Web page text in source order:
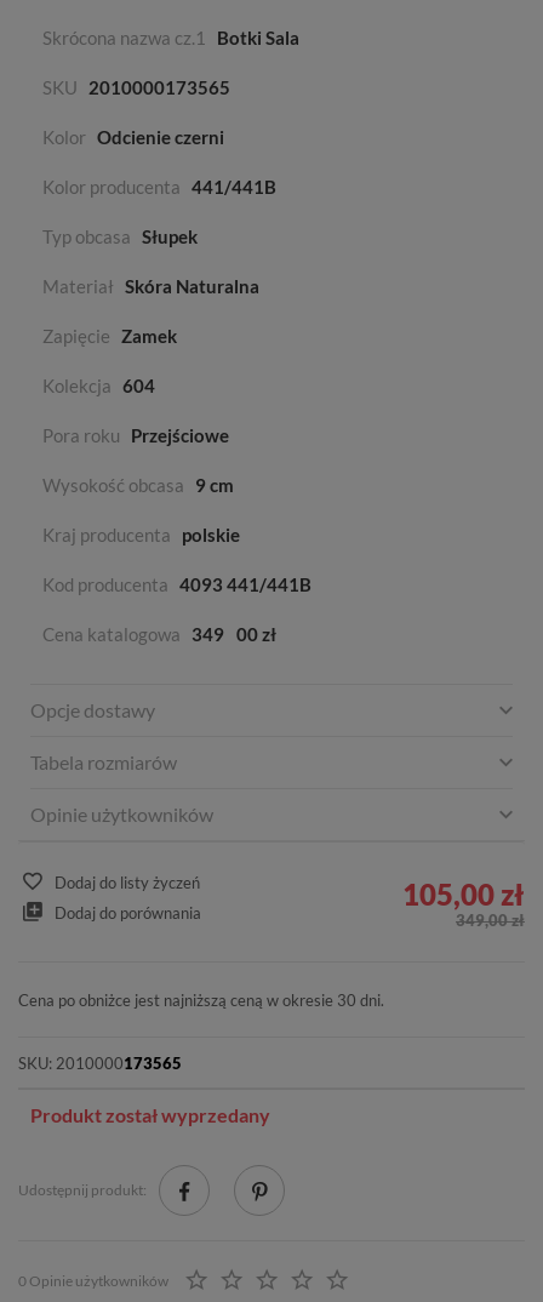
Skrócona nazwa cz.1 Botki Sala
SKU 2010000173565
Kolor Odcienie czerni
Kolor producenta 441/441B
Typ obcasa Słupek
Materiał Skóra Naturalna
Zapięcie Zamek
Kolekcja 604
Pora roku Przejściowe
Wysokość obcasa 9 cm
Kraj producenta polskie
Kod producenta 4093 441/441B
Cena katalogowa 349 00 zł
Opcje dostawy
Tabela rozmiarów
Opinie użytkowników
Dodaj do listy życzeń
Dodaj do porównania
105,00 zł
349,00 zł
Cena po obniżce jest najniższą ceną w okresie 30 dni.
SKU: 2010000173565
Produkt został wyprzedany
Udostępnij produkt:
0 Opinie użytkowników